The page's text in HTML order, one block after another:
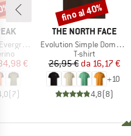
T-Shirt
ridotto
€
(7)
MARCHIO
THE NORTH FACE
Articolo
Evolution Simple Dome Short Sleeve
Gruppo di prodotti
T-shirt
Prezzo
26,95 € Prezzo
da 16,17 €
+10
4,8(8)
Sconto
fino al 40%